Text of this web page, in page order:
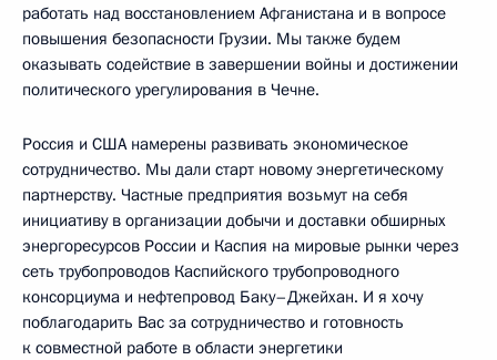
работать над восстановлением Афганистана и в вопросе
повышения безопасности Грузии. Мы также будем
оказывать содействие в завершении войны и достижении
политического урегулирования в Чечне.
Россия и США намерены развивать экономическое
сотрудничество. Мы дали старт новому энергетическому
партнерству. Частные предприятия возьмут на себя
инициативу в организации добычи и доставки обширных
энергоресурсов России и Каспия на мировые рынки через
сеть трубопроводов Каспийского трубопроводного
консорциума и нефтепровод Баку–Джейхан. И я хочу
поблагодарить Вас за сотрудничество и готовность
к совместной работе в области энергетики